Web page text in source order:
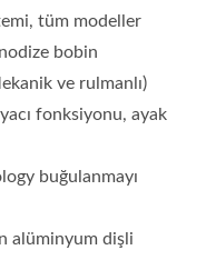
tüm modeller
bobin
ve rulmanlı)
fonksiyonu, ayak
buğulanmayı
alüminyum dişli